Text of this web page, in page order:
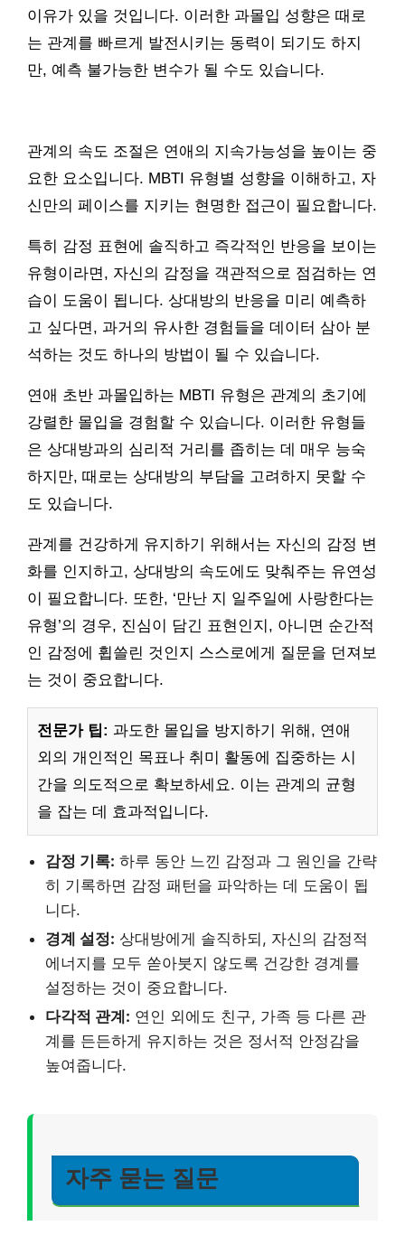
이유가 있을 것입니다. 이러한 과몰입 성향은 때로
는 관계를 빠르게 발전시키는 동력이 되기도 하지
만, 예측 불가능한 변수가 될 수도 있습니다.
관계의 속도 조절은 연애의 지속가능성을 높이는 중
요한 요소입니다. MBTI 유형별 성향을 이해하고, 자
신만의 페이스를 지키는 현명한 접근이 필요합니다.
특히 감정 표현에 솔직하고 즉각적인 반응을 보이는
유형이라면, 자신의 감정을 객관적으로 점검하는 연
습이 도움이 됩니다. 상대방의 반응을 미리 예측하
고 싶다면, 과거의 유사한 경험들을 데이터 삼아 분
석하는 것도 하나의 방법이 될 수 있습니다.
연애 초반 과몰입하는 MBTI 유형은 관계의 초기에
강렬한 몰입을 경험할 수 있습니다. 이러한 유형들
은 상대방과의 심리적 거리를 좁히는 데 매우 능숙
하지만, 때로는 상대방의 부담을 고려하지 못할 수
도 있습니다.
관계를 건강하게 유지하기 위해서는 자신의 감정 변
화를 인지하고, 상대방의 속도에도 맞춰주는 유연성
이 필요합니다. 또한, ‘만난 지 일주일에 사랑한다는
유형’의 경우, 진심이 담긴 표현인지, 아니면 순간적
인 감정에 휩쓸린 것인지 스스로에게 질문을 던져보
는 것이 중요합니다.
전문가 팁: 과도한 몰입을 방지하기 위해, 연애
외의 개인적인 목표나 취미 활동에 집중하는 시
간을 의도적으로 확보하세요. 이는 관계의 균형
을 잡는 데 효과적입니다.
감정 기록: 하루 동안 느낀 감정과 그 원인을 간략
히 기록하면 감정 패턴을 파악하는 데 도움이 됩
니다.
경계 설정: 상대방에게 솔직하되, 자신의 감정적
에너지를 모두 쏟아붓지 않도록 건강한 경계를
설정하는 것이 중요합니다.
다각적 관계: 연인 외에도 친구, 가족 등 다른 관
계를 든든하게 유지하는 것은 정서적 안정감을
높여줍니다.
자주 묻는 질문